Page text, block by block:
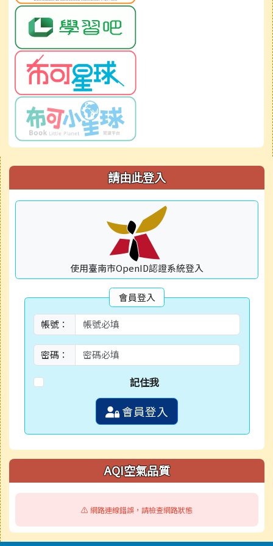
右邊區域內容 請由此登入
使用臺南市OpenID認證系統登入
會員登入
帳號：
密碼：
記住我
會員登入
AQI空氣品質
⚠️ 網路連線錯誤，請檢查網路狀態